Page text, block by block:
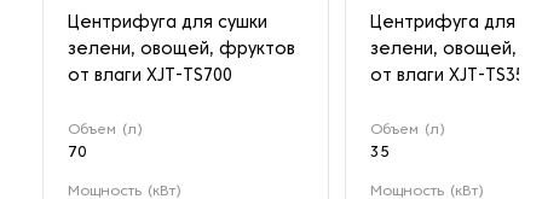
Центрифуга для сушки
зелени, овощей, фруктов
от влаги XJT-TS700
Объем (л)
70
Мощность (кВт)
Центрифуга для
зелени, овощей,
от влаги XJT-TS350
Объем (л)
35
Мощность (кВт)